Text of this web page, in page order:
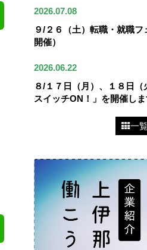
2026.07.08
９/２６（土）転職・就職
開催）
2026.06.22
８/１７日（月）、１８日
スイッチON！」を開催しま
一